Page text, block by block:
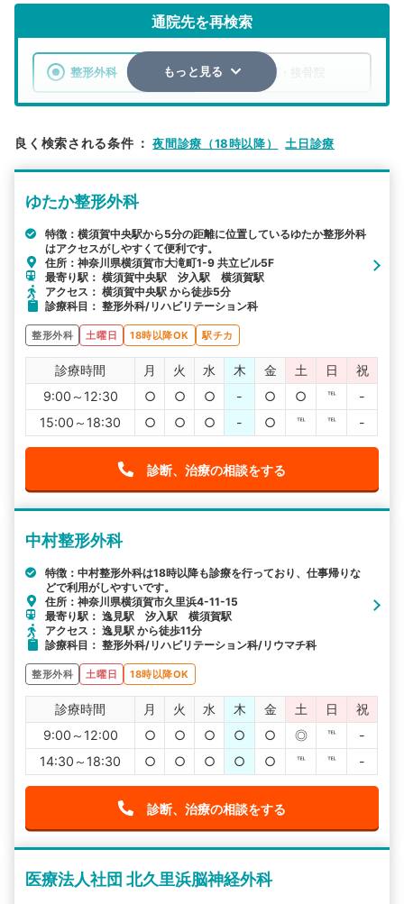
通院先を再検索
整形外科 整骨院・接骨院
検索する
その他の検索方法
駅から探す 院名から探す
もっと見る
良く検索される条件 ： 夜間診療（18時以降） 土日診療
ゆたか整形外科
特徴：横須賀中央駅から5分の距離に位置しているゆたか整形外科
はアクセスがしやすくて便利です。
住所：神奈川県横須賀市大滝町1-9 共立ビル5F
最寄り駅： 横須賀中央駅 汐入駅 横須賀駅
アクセス： 横須賀中央駅 から徒歩5分
診療科目： 整形外科/リハビリテーション科
整形外科 土曜日 18時以降OK 駅チカ
診療時間 月 火 水 木 金 土 日
祝
9:00～12:30
○ ○ ○ - ○ ○ ℡
-
15:00～18:30
○ ○ ○ - ○ ℡ ℡ -
診断、治療の相談をする
中村整形外科
特徴：中村整形外科は18時以降も診療を行っており、仕事帰りな
どで利用がしやすいです。
住所：神奈川県横須賀市久里浜4-11-15
最寄り駅： 逸見駅 汐入駅 横須賀駅
アクセス： 逸見駅 から徒歩11分
診療科目： 整形外科/リハビリテーション科/リウマチ科
整形外科 土曜日 18時以降OK
診療時間 月 火 水 木 金 土 日
祝
9:00～12:00
○ ○ ○ ○ ○ ◎ ℡
-
14:30～18:30
○ ○ ○ ○ ○ ℡ ℡ -
診断、治療の相談をする
医療法人社団 北久里浜脳神経外科